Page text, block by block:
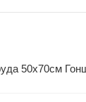
50х70см